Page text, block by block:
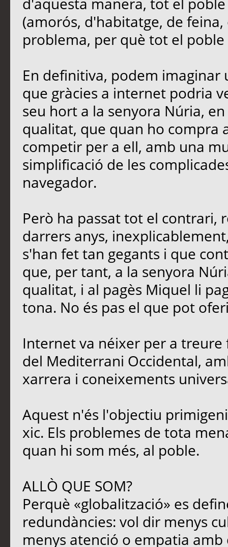
(amorós, d'habitatge, de
problema, per què tot el
En definitiva, podem imaginar
que gràcies a internet podria
seu hort a la senyora Núria,
qualitat, que quan ho compra
competir per a ell, amb una
simplificació de les
navegador.
Però ha passat tot el contrari,
darrers anys,
s'han fet tan gegants i que
que, per tant, a la senyora
qualitat, i al pagès Miquel li
tona. No és pas el que pot
Internet va néixer per a
del Mediterrani Occidental,
xarrera i coneixements
Aquest n'és l'objectiu
xic. Els problemes de tota
quan hi som més, al poble.
ALLÒ QUE SOM?
Perquè «globalització» es
redundàncies: vol dir menys
menys atenció o empatia